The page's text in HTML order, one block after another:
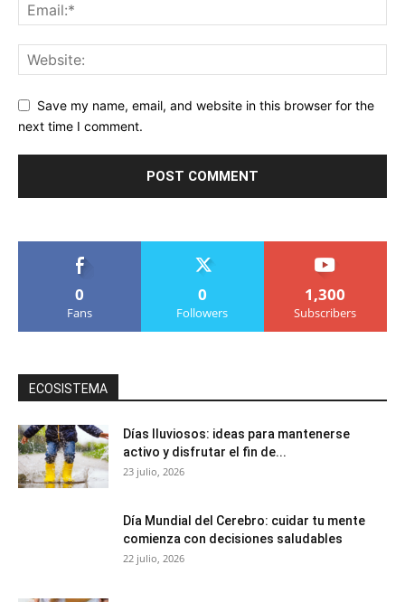
Save my name, email, and website in this browser for the
next time I comment.
0
Fans
0
Followers
1,300
Subscribers
ECOSISTEMA
Días lluviosos: ideas para mantenerse
activo y disfrutar el fin de...
23 julio, 2026
Día Mundial del Cerebro: cuidar tu mente
comienza con decisiones saludables
22 julio, 2026